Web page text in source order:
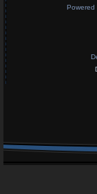
Powered